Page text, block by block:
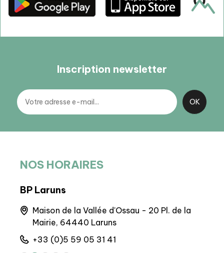
Inscription newsletter
NOS HORAIRES
BP Laruns
Maison de la Vallée d'Ossau - 20 Pl. de la
Mairie, 64440 Laruns
+33 (0)5 59 05 31 41